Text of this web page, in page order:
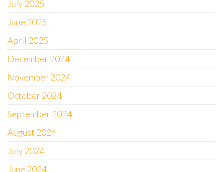
July 2025
June 2025
April 2025
December 2024
November 2024
October 2024
September 2024
August 2024
July 2024
June 2024